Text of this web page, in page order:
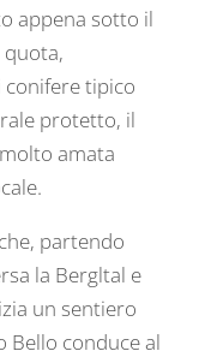
appena sotto il
tipico
protetto, il
amata
partendo
la Bergltal e
un sentiero
Bello conduce al